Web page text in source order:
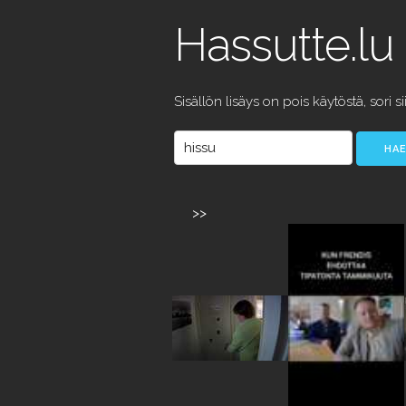
Hassutte.lu
Sisällön lisäys on pois käytöstä, sori
>>